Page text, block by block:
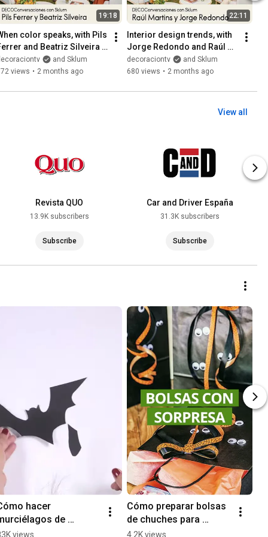
19:18
color speaks, with Pils
and Beatriz Silveira |
with
and Sklum
views • 2 months ago
22:11
Interior design trends, with
Jorge Redondo and Raúl
Martins |
'DECOConversations' with
decoraciontv
and Sklum
680 views • 2 months ago
View all
Revista QUO
13.9K subscribers
Subscribe
Car and Driver España
31.3K subscribers
Subscribe
hacer
de
para
views
Cómo preparar bolsas
de chuches para
Halloween|
4.2K views